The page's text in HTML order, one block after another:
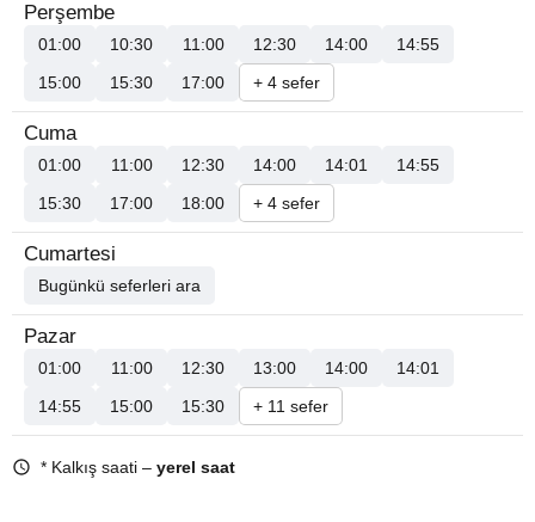
Perşembe
01:00 10:30 11:00 12:30 14:00
14:55
15:00
15:30 17:00 + 4 sefer
Cuma
01:00 11:00 12:30 14:00 14:01
14:55
15:30
17:00 18:00 + 4 sefer
Cumartesi
Bugünkü seferleri ara
Pazar
01:00 11:00 12:30 13:00 14:00
14:01
14:55
15:00 15:30 + 11 sefer
* Kalkış saati – yerel saat